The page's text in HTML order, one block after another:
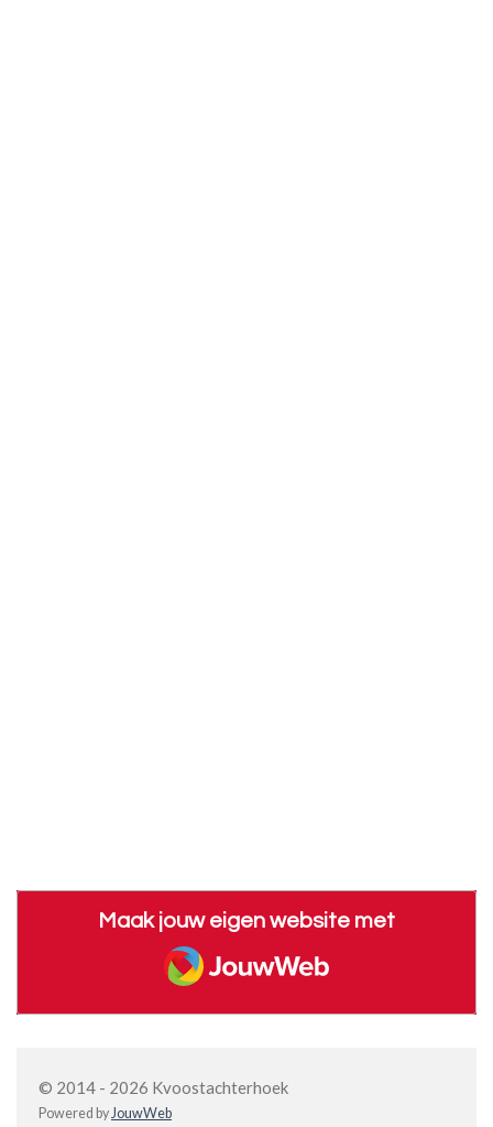
Maak jouw eigen website met
JouwWeb
© 2014 - 2026 Kvoostachterhoek
Powered byJouwWeb